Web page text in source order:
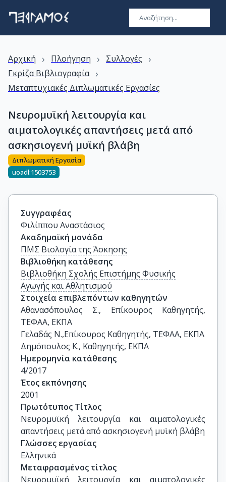
Αρχική › Πλοήγηση › Συλλογές ›
Γκρίζα Βιβλιογραφία ›
Μεταπτυχιακές Διπλωματικές Εργασίες
Νευρομυϊκή λειτουργία και
αιματολογικές απαντήσεις μετά από
ασκησιογενή μυϊκή βλάβη
Διπλωματική Εργασία
uoadl:1503753
Συγγραφέας
Φιλίππου Αναστάσιος
Ακαδημαϊκή μονάδα
ΠΜΣ Βιολογία της Άσκησης
Βιβλιοθήκη κατάθεσης
Βιβλιοθήκη Σχολής Επιστήμης Φυσικής
Αγωγής και Αθλητισμού
Στοιχεία επιβλεπόντων καθηγητών
Αθανασόπουλος Σ., Επίκουρος Καθηγητής,
ΤΕΦΑΑ, ΕΚΠΑ
Γελαδάς Ν.,Επίκουρος Καθηγητής, ΤΕΦΑΑ, ΕΚΠΑ
Δημόπουλος Κ., Καθηγητής, ΕΚΠΑ
Ημερομηνία κατάθεσης
4/2017
Έτος εκπόνησης
2001
Πρωτότυπος Τίτλος
Νευρομυϊκή λειτουργία και αιματολογικές
απαντήσεις μετά από ασκησιογενή μυϊκή βλάβη
Γλώσσες εργασίας
Ελληνικά
Μεταφρασμένος τίτλος
Νευρομυϊκή λειτουργία και αιματολογικές